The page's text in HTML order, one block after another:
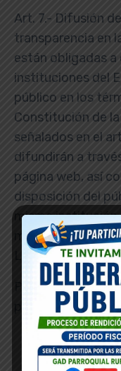
Art. 7.- Difusión
transparencia en
están obligadas
instituciones del
público en los
Constitución de
señalados en el
difundirán a
página web, así
disposición del
misma
mínima
Ley, se la
Para acceder a
por favor dar